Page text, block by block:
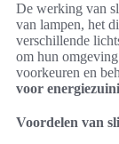
De werking van
van lampen, het
verschillende
om hun
voorkeuren en
voor
Voordelen van